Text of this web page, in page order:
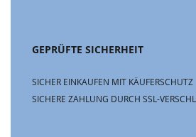
GEPRÜFTE SICHERHEIT
SICHER EINKAUFEN MIT KÄUFERSCHUTZ
SICHERE ZAHLUNG DURCH SSL-